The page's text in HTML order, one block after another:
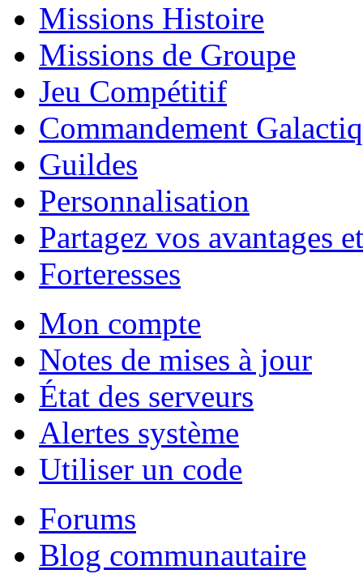
Missions Histoire
Missions de Groupe
Jeu Compétitif
Commandement
Guildes
Personnalisation
Partagez vos avantages
Forteresses
Mon compte
Notes de mises à jour
État des serveurs
Alertes système
Utiliser un code
Forums
Blog communautaire